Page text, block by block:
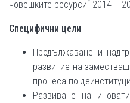
човешките ресурси“ 2014 –
Специфични цели
Продължаване и
развитие на
процеса по
Развиване на